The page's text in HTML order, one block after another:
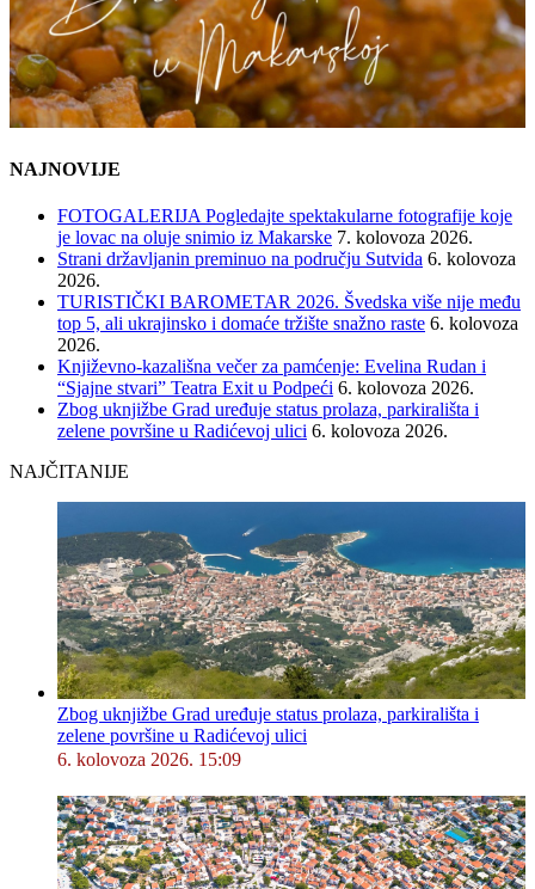
NAJNOVIJE
FOTOGALERIJA Pogledajte spektakularne fotografije koje
je lovac na oluje snimio iz Makarske 7. kolovoza 2026.
Strani državljanin preminuo na području Sutvida 6. kolovoza
2026.
TURISTIČKI BAROMETAR 2026. Švedska više nije među
top 5, ali ukrajinsko i domaće tržište snažno raste 6. kolovoza
2026.
Književno-kazališna večer za pamćenje: Evelina Rudan i
“Sjajne stvari” Teatra Exit u Podpeći 6. kolovoza 2026.
Zbog uknjižbe Grad uređuje status prolaza, parkirališta i
zelene površine u Radićevoj ulici 6. kolovoza 2026.
NAJČITANIJE
Zbog uknjižbe Grad uređuje status prolaza, parkirališta i
zelene površine u Radićevoj ulici
6. kolovoza 2026. 15:09